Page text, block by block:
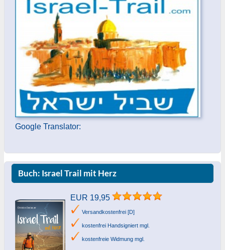
Google Translator:
Buch: Israel Trail mit Herz
EUR 19,95
Versandkostenfrei [D]
kostenfrei Handsigniert mgl.
kostenfreie Widmung mgl.